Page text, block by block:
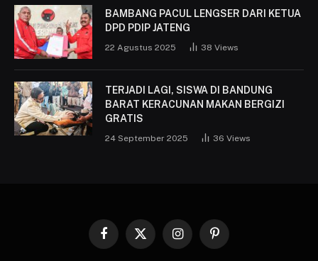
BAMBANG PACUL LENGSER DARI KETUA
DPD PDIP JATENG
22 Agustus 2025 38 Views
TERJADI LAGI, SISWA DI BANDUNG
BARAT KERACUNAN MAKAN BERGIZI
GRATIS
24 September 2025 36 Views
Facebook
X
InstagramPinterest